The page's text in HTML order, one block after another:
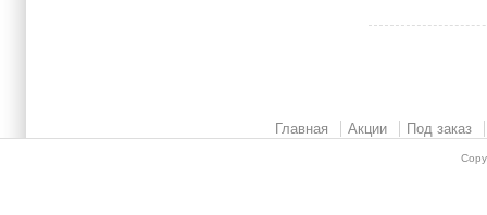
Главная Акции Под заказ